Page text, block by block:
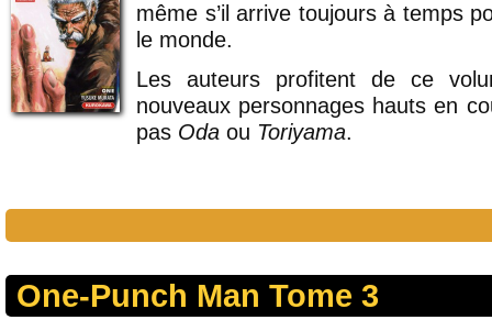
même s’il arrive toujours à temps
le monde.
Les auteurs profitent de ce
nouveaux personnages hauts en
pas Oda ou Toriyama.
One-Punch Man Tome 3